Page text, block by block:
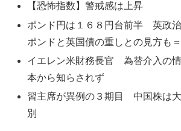
【恐怖指数】警戒感は上昇
ポンド円は１６８円台前半 英政
ポンドと英国債の重しとの見方も
イエレン米財務長官 為替介入の情
本から知らされず
習主席が異例の３期目 中国株は
別